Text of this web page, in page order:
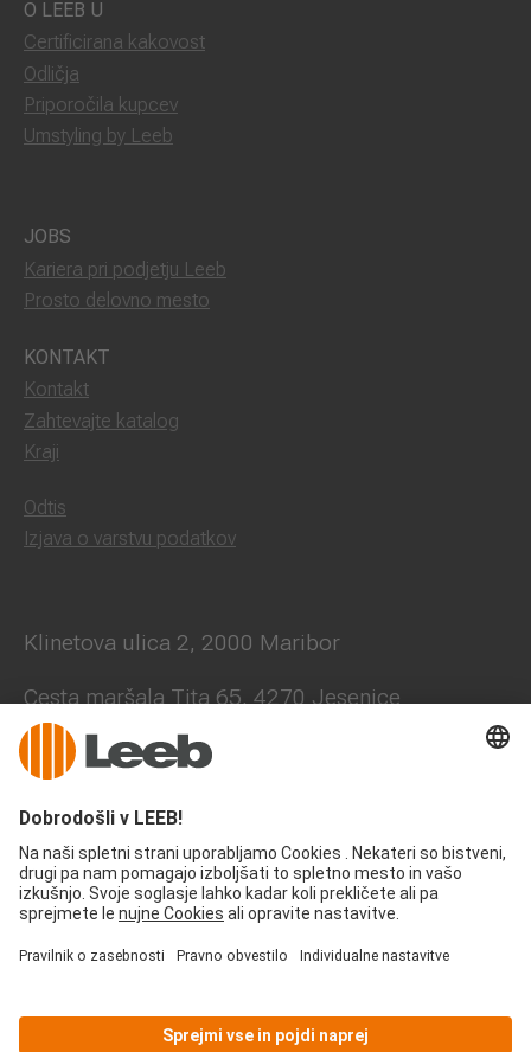
O LEEB U
Certificirana kakovost
Odličja
Priporočila kupcev
Umstyling by Leeb
JOBS
Kariera pri podjetju Leeb
Prosto delovno mesto
KONTAKT
Kontakt
Zahtevajte katalog
Kraji
Odtis
Izjava o varstvu podatkov
Klinetova ulica 2, 2000 Maribor
Cesta maršala Tita 65, 4270 Jesenice
+386 41 631 705
office@leeb-balkone.com